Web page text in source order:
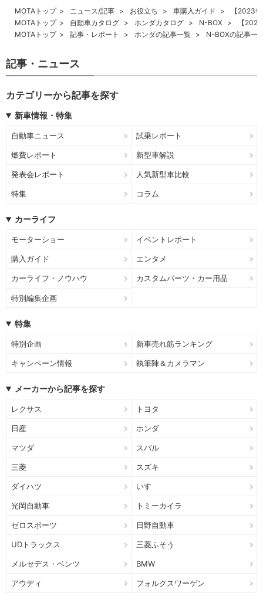
MOTAトップ ニュース/記事 お役立ち 車購入ガイド
【2023
MOTAトップ
自動車カタログ ホンダカタログ N-BOX
【
MOTAトップ
記事・レポート ホンダの記事一覧 N-BOXの記事一
記事・ニュース
カテゴリーから記事を探す
新車情報・特集
自動車ニュース 試乗レポート
燃費レポート 新型車解説
発表会レポート 人気新型車比較
特集 コラム
カーライフ
モーターショー イベントレポート
購入ガイド エンタメ
カーライフ・ノウハウ カスタムパーツ・カー用品
特別編集企画
特集
特別企画 新車売れ筋ランキング
キャンペーン情報 執筆陣＆カメラマン
メーカーから記事を探す
レクサス トヨタ
日産 ホンダ
マツダ スバル
三菱 スズキ
ダイハツ いすゞ
光岡自動車 トミーカイラ
ゼロスポーツ 日野自動車
UDトラックス 三菱ふそう
メルセデス・ベンツ BMW
アウディ フォルクスワーゲン